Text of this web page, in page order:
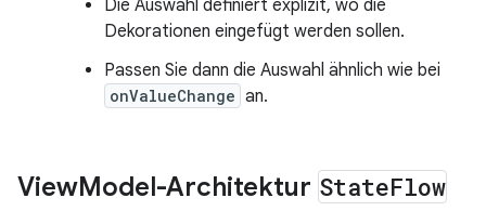
Die Auswahl definiert explizit, wo die
Dekorationen eingefügt werden sollen.
Passen Sie dann die Auswahl ähnlich wie bei
onValueChange an.
ViewModel-Architektur StateFlow